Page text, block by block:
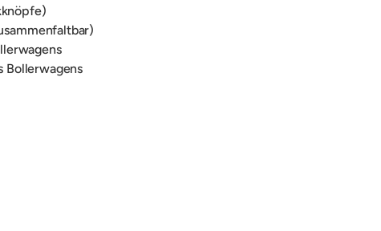
Bollerwagens